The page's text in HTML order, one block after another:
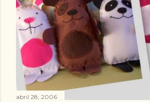
abril 28, 2006